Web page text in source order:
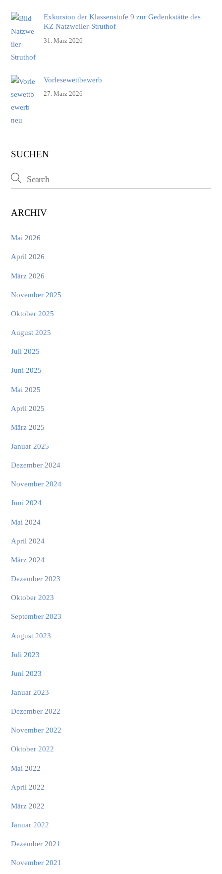
Exkursion der Klassenstufe 9 zur Gedenkstätte des
KZ Natzweiler-Struthof
31. März 2026
Vorlesewettbewerb
27. März 2026
SUCHEN
ARCHIV
Mai 2026
April 2026
März 2026
November 2025
Oktober 2025
August 2025
Juli 2025
Juni 2025
Mai 2025
April 2025
März 2025
Januar 2025
Dezember 2024
November 2024
Juni 2024
Mai 2024
April 2024
März 2024
Dezember 2023
Oktober 2023
September 2023
August 2023
Juli 2023
Juni 2023
Januar 2023
Dezember 2022
November 2022
Oktober 2022
Mai 2022
April 2022
März 2022
Januar 2022
Dezember 2021
November 2021